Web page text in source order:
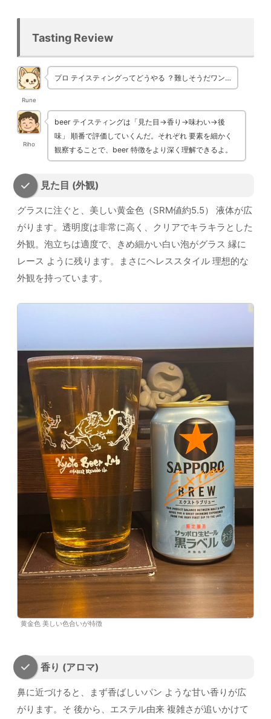
Tasting Review
Rune
プロ テイスティングってどうやる ？難しそうだワン…
Riho
beer テイスティングは「見た目→香り→味わい→後
味」 順番で評価していくんだ。それぞれ 要素を細かく
観察することで、beer 特徴をより深く理解できるよ。
見た目 (外観)
グラスに注ぐと、美しい黄金色（SRM値約5.5） 液体が広
がります。透明度は非常に高く、クリアでキラキラとした
外観。泡立ちは適度で、きめ細かい白い泡がグラス 縁に
レース ように残ります。まさにヘレススタイル 理想的な
外観を持っています。
黄金色 美しい色合いが特徴
香り (アロマ)
鼻に近づけると、まず香ばしいパン ような甘い香りが広
がります。そ 後から、エステル由来 複雑さが追いかけて